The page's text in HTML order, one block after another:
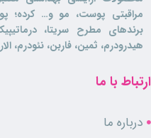
این محصولشاداب کننده و
سرزندگی پوست شما کمک بسیار
جلوگیری از ایجاد جوش و آکنه
تقویت کرده و بافت آن را استحکام
مراقبتی پوست، مو و… کرده؛
برندهای مطرح سریتا،
هیدرودرم، ثمین، فاربن، نئودرم،
ارتباط با ما
درباره ما